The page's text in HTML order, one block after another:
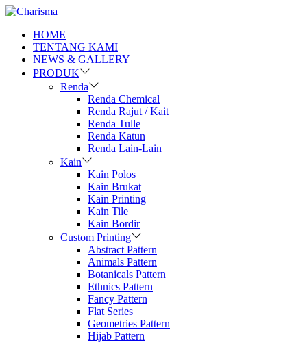
HOME
TENTANG KAMI
NEWS & GALLERY
PRODUK
Renda
Renda Chemical
Renda Rajut / Kait
Renda Tulle
Renda Katun
Renda Lain-Lain
Kain
Kain Polos
Kain Brukat
Kain Printing
Kain Tile
Kain Bordir
Custom Printing
Abstract Pattern
Animals Pattern
Botanicals Pattern
Ethnics Pattern
Fancy Pattern
Flat Series
Geometries Pattern
Hijab Pattern